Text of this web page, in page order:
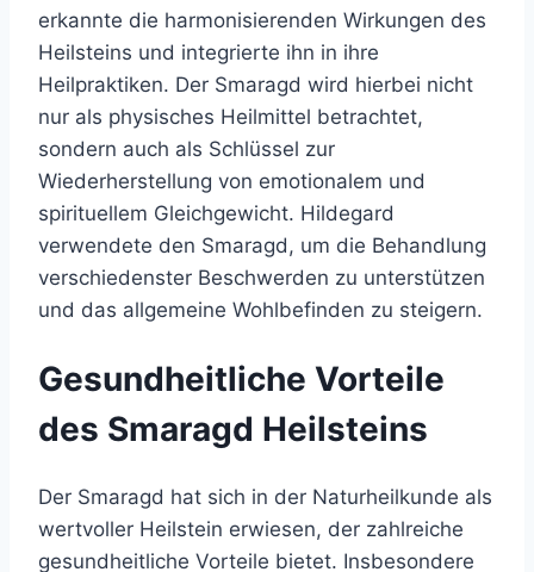
erkannte die harmonisierenden Wirkungen des
Heilsteins und integrierte ihn in ihre
Heilpraktiken. Der Smaragd wird hierbei nicht
nur als physisches Heilmittel betrachtet,
sondern auch als Schlüssel zur
Wiederherstellung von emotionalem und
spirituellem Gleichgewicht. Hildegard
verwendete den Smaragd, um die Behandlung
verschiedenster Beschwerden zu unterstützen
und das allgemeine Wohlbefinden zu steigern.
Gesundheitliche Vorteile
des Smaragd Heilsteins
Der Smaragd hat sich in der Naturheilkunde als
wertvoller Heilstein erwiesen, der zahlreiche
gesundheitliche Vorteile bietet. Insbesondere